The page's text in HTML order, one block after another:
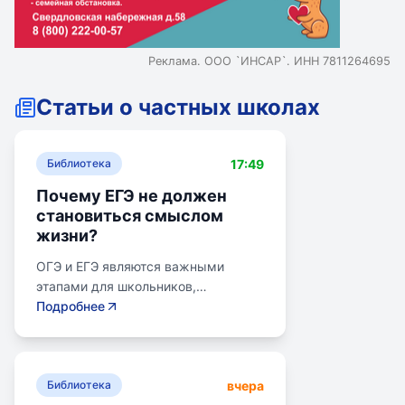
Реклама. ООО `ИНСАР`. ИНН 7811264695
Статьи о частных школах
Библиотека 17:49
Почему ЕГЭ не должен
становиться смыслом
жизни?
ОГЭ и ЕГЭ являются важными
этапами для школьников,
готовящихся к переходу на
старшего подросткового и
Подробнее
Библиотека вчера